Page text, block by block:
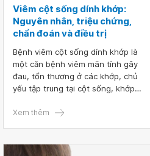
Viêm cột sống dính khớp:
Nguyên nhân, triệu chứng,
chẩn đoán và điều trị
Bệnh viêm cột sống dính khớp là
một căn bệnh viêm mãn tính gây
đau, tổn thương ở các khớp, chủ
yếu tập trung tại cột sống, khớp
được điều trị kịp thời, người bệnh
Việc hiểu rõ các triệu chứng của
Xem thêm